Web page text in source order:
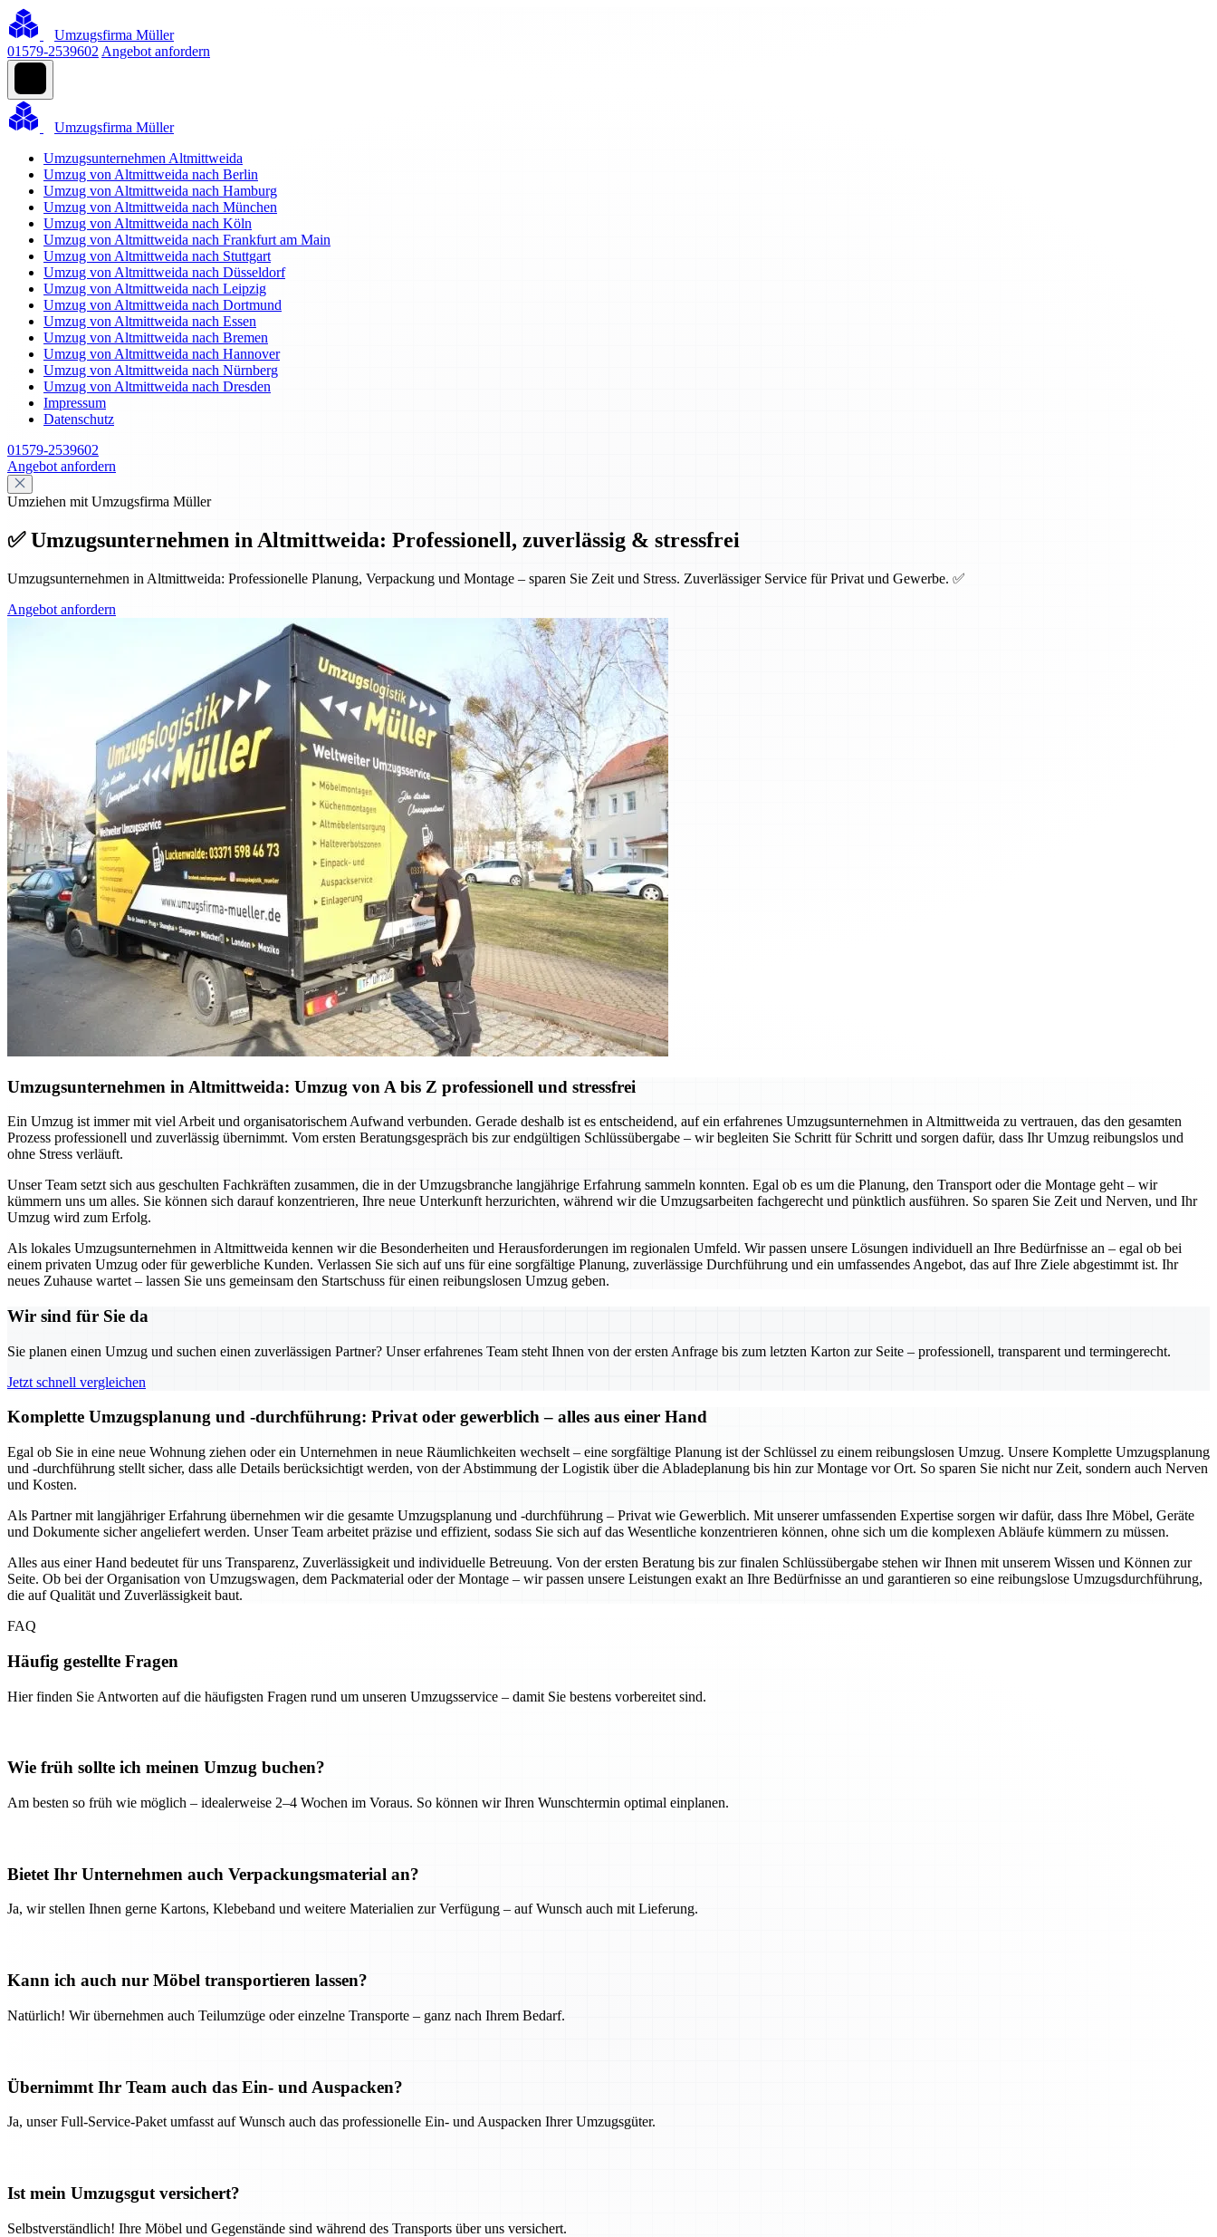
Umzugsfirma Müller
01579-2539602 Angebot anfordern
Umzugsfirma Müller
Umzugsunternehmen Altmittweida
Umzug von Altmittweida nach Berlin
Umzug von Altmittweida nach Hamburg
Umzug von Altmittweida nach München
Umzug von Altmittweida nach Köln
Umzug von Altmittweida nach Frankfurt am Main
Umzug von Altmittweida nach Stuttgart
Umzug von Altmittweida nach Düsseldorf
Umzug von Altmittweida nach Leipzig
Umzug von Altmittweida nach Dortmund
Umzug von Altmittweida nach Essen
Umzug von Altmittweida nach Bremen
Umzug von Altmittweida nach Hannover
Umzug von Altmittweida nach Nürnberg
Umzug von Altmittweida nach Dresden
Impressum
Datenschutz
01579-2539602
Angebot anfordern
Umziehen mit Umzugsfirma Müller
✅ Umzugsunternehmen in Altmittweida: Professionell, zuverlässig & stressfrei
Umzugsunternehmen in Altmittweida: Professionelle Planung, Verpackung und Montage – sparen Sie Zeit und Stress. Zuverlässiger Service für Privat und Gewerbe. ✅
Angebot anfordern
Umzugsunternehmen in Altmittweida: Umzug von A bis Z professionell und stressfrei
Ein Umzug ist immer mit viel Arbeit und organisatorischem Aufwand verbunden. Gerade deshalb ist es entscheidend, auf ein erfahrenes Umzugsunternehmen in Altmittweida zu vertrauen, das den gesamten
Prozess professionell und zuverlässig übernimmt. Vom ersten Beratungsgespräch bis zur endgültigen Schlüssübergabe – wir begleiten Sie Schritt für Schritt und sorgen dafür, dass Ihr Umzug reibungslos und
ohne Stress verläuft.
Unser Team setzt sich aus geschulten Fachkräften zusammen, die in der Umzugsbranche langjährige Erfahrung sammeln konnten. Egal ob es um die Planung, den Transport oder die Montage geht – wir
kümmern uns um alles. Sie können sich darauf konzentrieren, Ihre neue Unterkunft herzurichten, während wir die Umzugsarbeiten fachgerecht und pünktlich ausführen. So sparen Sie Zeit und Nerven, und Ihr
Umzug wird zum Erfolg.
Als lokales Umzugsunternehmen in Altmittweida kennen wir die Besonderheiten und Herausforderungen im regionalen Umfeld. Wir passen unsere Lösungen individuell an Ihre Bedürfnisse an – egal ob bei
einem privaten Umzug oder für gewerbliche Kunden. Verlassen Sie sich auf uns für eine sorgfältige Planung, zuverlässige Durchführung und ein umfassendes Angebot, das auf Ihre Ziele abgestimmt ist. Ihr
neues Zuhause wartet – lassen Sie uns gemeinsam den Startschuss für einen reibungslosen Umzug geben.
Wir sind für Sie da
Sie planen einen Umzug und suchen einen zuverlässigen Partner? Unser erfahrenes Team steht Ihnen von der ersten Anfrage bis zum letzten Karton zur Seite – professionell, transparent und termingerecht.
Jetzt schnell vergleichen
Komplette Umzugsplanung und -durchführung: Privat oder gewerblich – alles aus einer Hand
Egal ob Sie in eine neue Wohnung ziehen oder ein Unternehmen in neue Räumlichkeiten wechselt – eine sorgfältige Planung ist der Schlüssel zu einem reibungslosen Umzug. Unsere Komplette Umzugsplanung
und -durchführung stellt sicher, dass alle Details berücksichtigt werden, von der Abstimmung der Logistik über die Abladeplanung bis hin zur Montage vor Ort. So sparen Sie nicht nur Zeit, sondern auch Nerven
und Kosten.
Als Partner mit langjähriger Erfahrung übernehmen wir die gesamte Umzugsplanung und -durchführung – Privat wie Gewerblich. Mit unserer umfassenden Expertise sorgen wir dafür, dass Ihre Möbel, Geräte
und Dokumente sicher angeliefert werden. Unser Team arbeitet präzise und effizient, sodass Sie sich auf das Wesentliche konzentrieren können, ohne sich um die komplexen Abläufe kümmern zu müssen.
Alles aus einer Hand bedeutet für uns Transparenz, Zuverlässigkeit und individuelle Betreuung. Von der ersten Beratung bis zur finalen Schlüssübergabe stehen wir Ihnen mit unserem Wissen und Können zur
Seite. Ob bei der Organisation von Umzugswagen, dem Packmaterial oder der Montage – wir passen unsere Leistungen exakt an Ihre Bedürfnisse an und garantieren so eine reibungslose Umzugsdurchführung,
die auf Qualität und Zuverlässigkeit baut.
FAQ
Häufig gestellte Fragen
Hier finden Sie Antworten auf die häufigsten Fragen rund um unseren Umzugsservice – damit Sie bestens vorbereitet sind.
Wie früh sollte ich meinen Umzug buchen?
Am besten so früh wie möglich – idealerweise 2–4 Wochen im Voraus. So können wir Ihren Wunschtermin optimal einplanen.
Bietet Ihr Unternehmen auch Verpackungsmaterial an?
Ja, wir stellen Ihnen gerne Kartons, Klebeband und weitere Materialien zur Verfügung – auf Wunsch auch mit Lieferung.
Kann ich auch nur Möbel transportieren lassen?
Natürlich! Wir übernehmen auch Teilumzüge oder einzelne Transporte – ganz nach Ihrem Bedarf.
Übernimmt Ihr Team auch das Ein- und Auspacken?
Ja, unser Full-Service-Paket umfasst auf Wunsch auch das professionelle Ein- und Auspacken Ihrer Umzugsgüter.
Ist mein Umzugsgut versichert?
Selbstverständlich! Ihre Möbel und Gegenstände sind während des Transports über uns versichert.